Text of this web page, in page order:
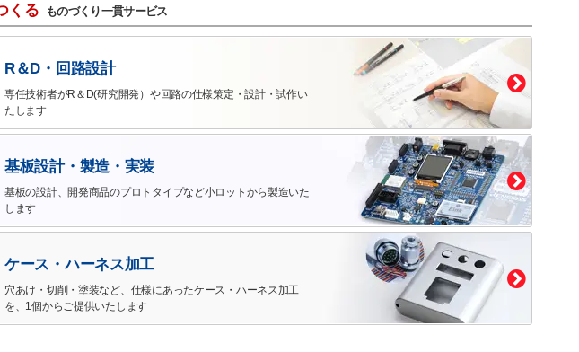
くる ものづくり一貫サービス
R＆D・回路設計
専任技術者がR＆D(研究開発）や回路の仕様策定・設計・試作い
たします
基板設計・製造・実装
基板の設計、開発商品のプロトタイプなど小ロットから製造いた
します
ケース・ハーネス加工
穴あけ・切削・塗装など、仕様にあったケース・ハーネス加工
を、1個からご提供いたします